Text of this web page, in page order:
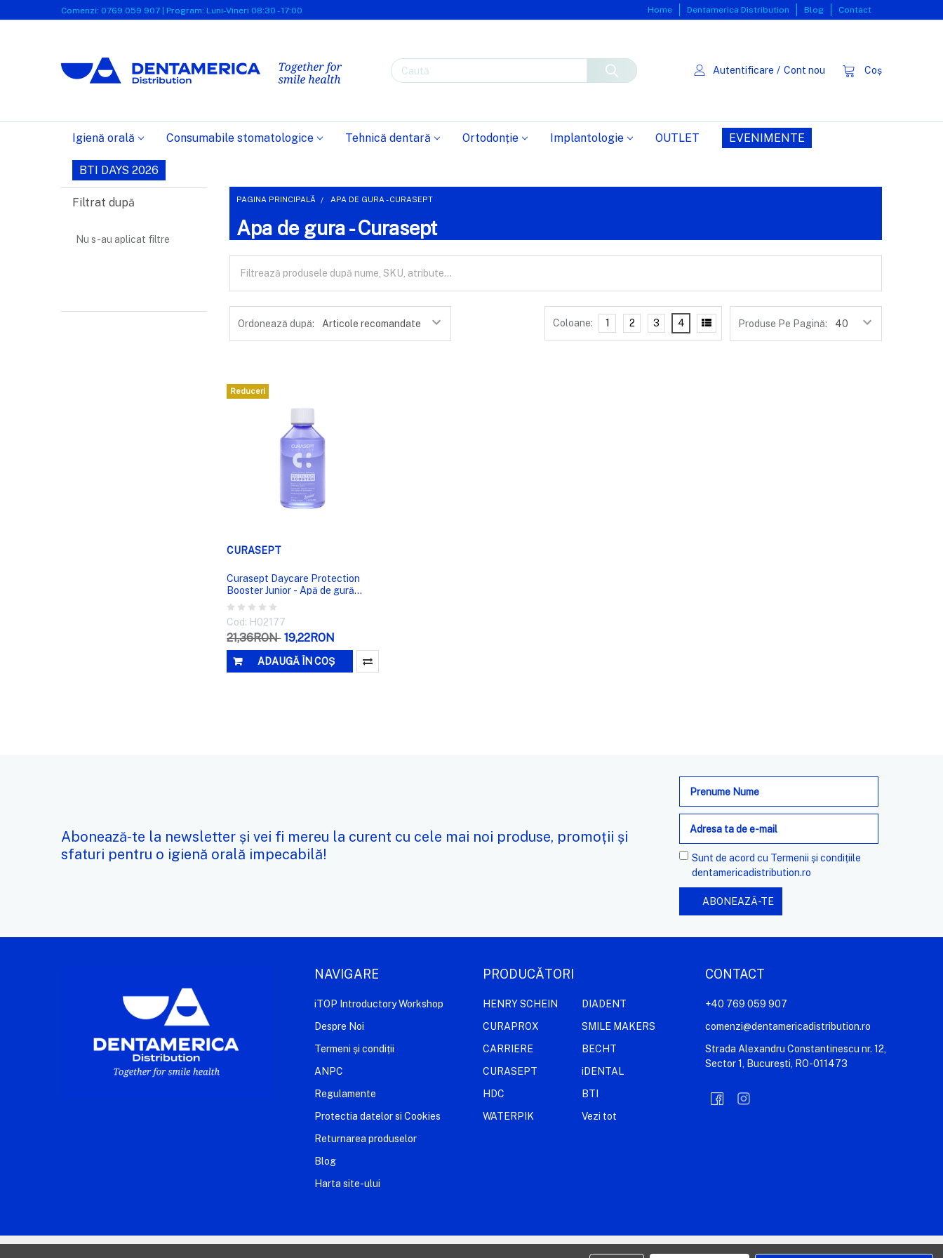
Comenzi: 0769 059 907 | Program: Luni-Vineri 08:30 - 17:00 Home Dentamerica Distribution Blog Contact
Autentificare / Cont nou Coș
Caută
Igienă orală Consumabile stomatologice Tehnică dentară Ortodonție Implantologie OUTLET EVENIMENTE
BTI DAYS 2026
PAGINA PRINCIPALĂ APA DE GURA - CURASEPT
Apa de gura - Curasept
Filtrat după
Nu s-au aplicat filtre
Ordonează după: Produse Pe Pagină:
Coloane: 1 2 3 4
Reduceri
VIZUALIZARE RAPIDĂ
CURASEPT
Curasept Daycare Protection
Booster Junior - Apă de gură
pentru copii
Cod: H02177
21,36RON 19,22RON
ADAUGĂ ÎN COȘ
Abonează-te la newsletter și vei fi mereu la curent cu cele mai noi produse, promoții și
sfaturi pentru o igienă orală impecabilă!
Adresa
e-
mail
Sunt de acord cu Termenii și condițiile
dentamericadistribution.ro
NAVIGARE
iTOP Introductory Workshop
Despre Noi
Termeni și condiții
ANPC
Regulamente
Protectia datelor si Cookies
Returnarea produselor
Blog
Harta site-ului
PRODUCĂTORI
HENRY SCHEIN
CURAPROX
CARRIERE
CURASEPT
HDC
WATERPIK
DIADENT
SMILE MAKERS
BECHT
iDENTAL
BTI
Vezi tot
CONTACT
+40 769 059 907
comenzi@dentamericadistribution.ro
Strada Alexandru Constantinescu nr. 12,
Sector 1, București, RO-011473